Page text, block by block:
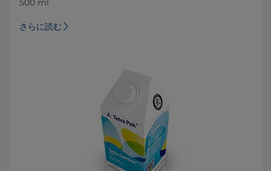
500 ml
さらに読む